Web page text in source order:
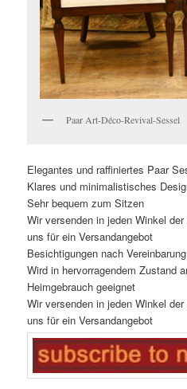
Paar Art-Déco-Revival-Sessel
Elegantes und raffiniertes Paar
Klares und minimalistisches
Sehr bequem zum Sitzen
Wir versenden in jeden Winkel
uns für ein Versandangebot
Besichtigungen nach
Wird in hervorragendem Zustand
Heimgebrauch geeignet
Wir versenden in jeden Winkel
uns für ein Versandangebot